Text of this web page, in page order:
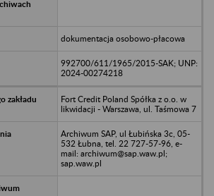
dokumentacja osobowo-płacowa
992700/611/1965/2015-SAK; UNP:
2024-00274218
Fort Credit Poland Spółka z o.o. w
likwidacji - Warszawa, ul. Taśmowa 7
Archiwum SAP, ul Łubińska 3c, 05-
532 Łubna, tel. 22 727-57-96, e-
mail: archiwum@sap.waw.pl;
sap.waw.pl